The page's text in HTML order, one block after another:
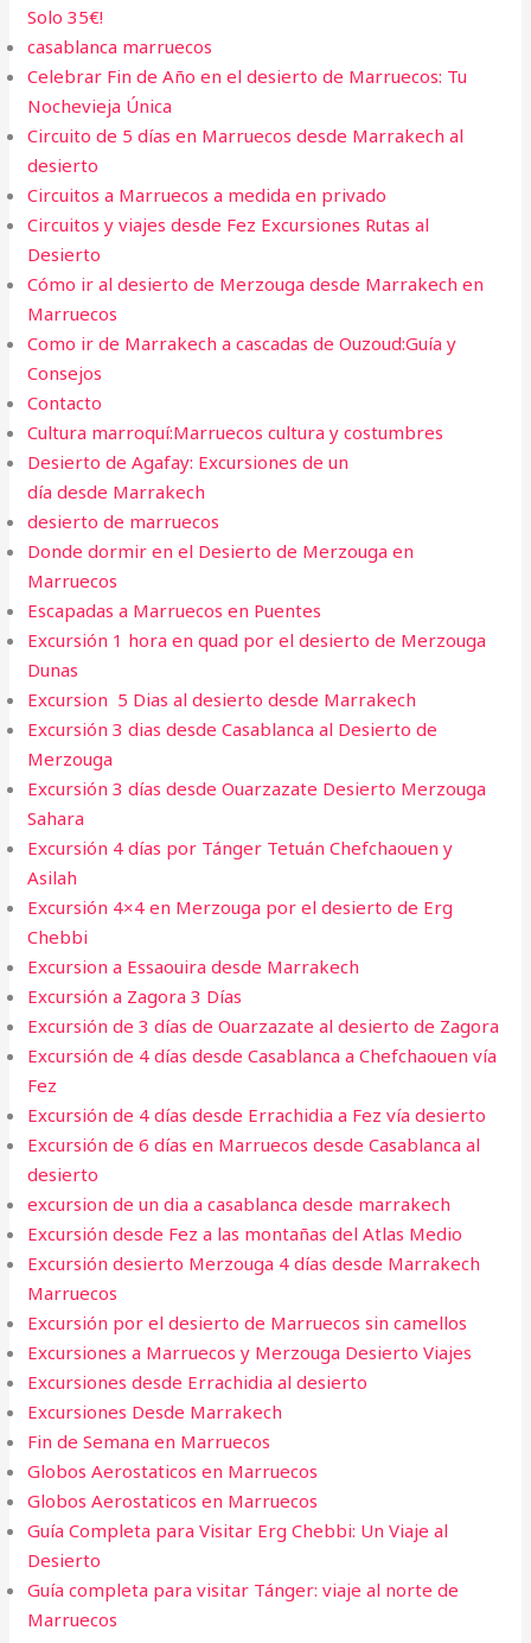
Solo 35€!
casablanca marruecos
Celebrar Fin de Año en el desierto de Marruecos: Tu
Nochevieja Única
Circuito de 5 días en Marruecos desde Marrakech al
desierto
Circuitos a Marruecos a medida en privado
Circuitos y viajes desde Fez Excursiones Rutas al
Desierto
Cómo ir al desierto de Merzouga desde Marrakech en
Marruecos
Como ir de Marrakech a cascadas de Ouzoud:Guía y
Consejos
Contacto
Cultura marroquí:Marruecos cultura y costumbres
Desierto de Agafay: Excursiones de un
día desde Marrakech
desierto de marruecos
Donde dormir en el Desierto de Merzouga en
Marruecos
Escapadas a Marruecos en Puentes
Excursión 1 hora en quad por el desierto de Merzouga
Dunas
Excursion 5 Dias al desierto desde Marrakech
Excursión 3 dias desde Casablanca al Desierto de
Merzouga
Excursión 3 días desde Ouarzazate Desierto Merzouga
Sahara
Excursión 4 días por Tánger Tetuán Chefchaouen y
Asilah
Excursión 4×4 en Merzouga por el desierto de Erg
Chebbi
Excursion a Essaouira desde Marrakech​
Excursión a Zagora 3 Días
Excursión de 3 días de Ouarzazate al desierto de Zagora
Excursión de 4 días desde Casablanca a Chefchaouen vía
Fez
Excursión de 4 días desde Errachidia a Fez vía desierto
Excursión de 6 días en Marruecos desde Casablanca al
desierto
excursion de un dia a casablanca desde marrakech
Excursión desde Fez a las montañas del Atlas Medio
Excursión desierto Merzouga 4 días desde Marrakech
Marruecos
Excursión por el desierto de Marruecos sin camellos
Excursiones a Marruecos y Merzouga Desierto Viajes
Excursiones desde Errachidia al desierto
Excursiones Desde Marrakech
Fin de Semana en Marruecos​
Globos Aerostaticos en Marruecos
Globos Aerostaticos en Marruecos
Guía Completa para Visitar Erg Chebbi: Un Viaje al
Desierto
Guía completa para visitar Tánger: viaje al norte de
Marruecos